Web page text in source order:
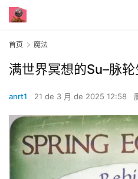
首页 魔法
满世界冥想的Su–脉
anrt1 21 de 3 月 de 2025 12:58